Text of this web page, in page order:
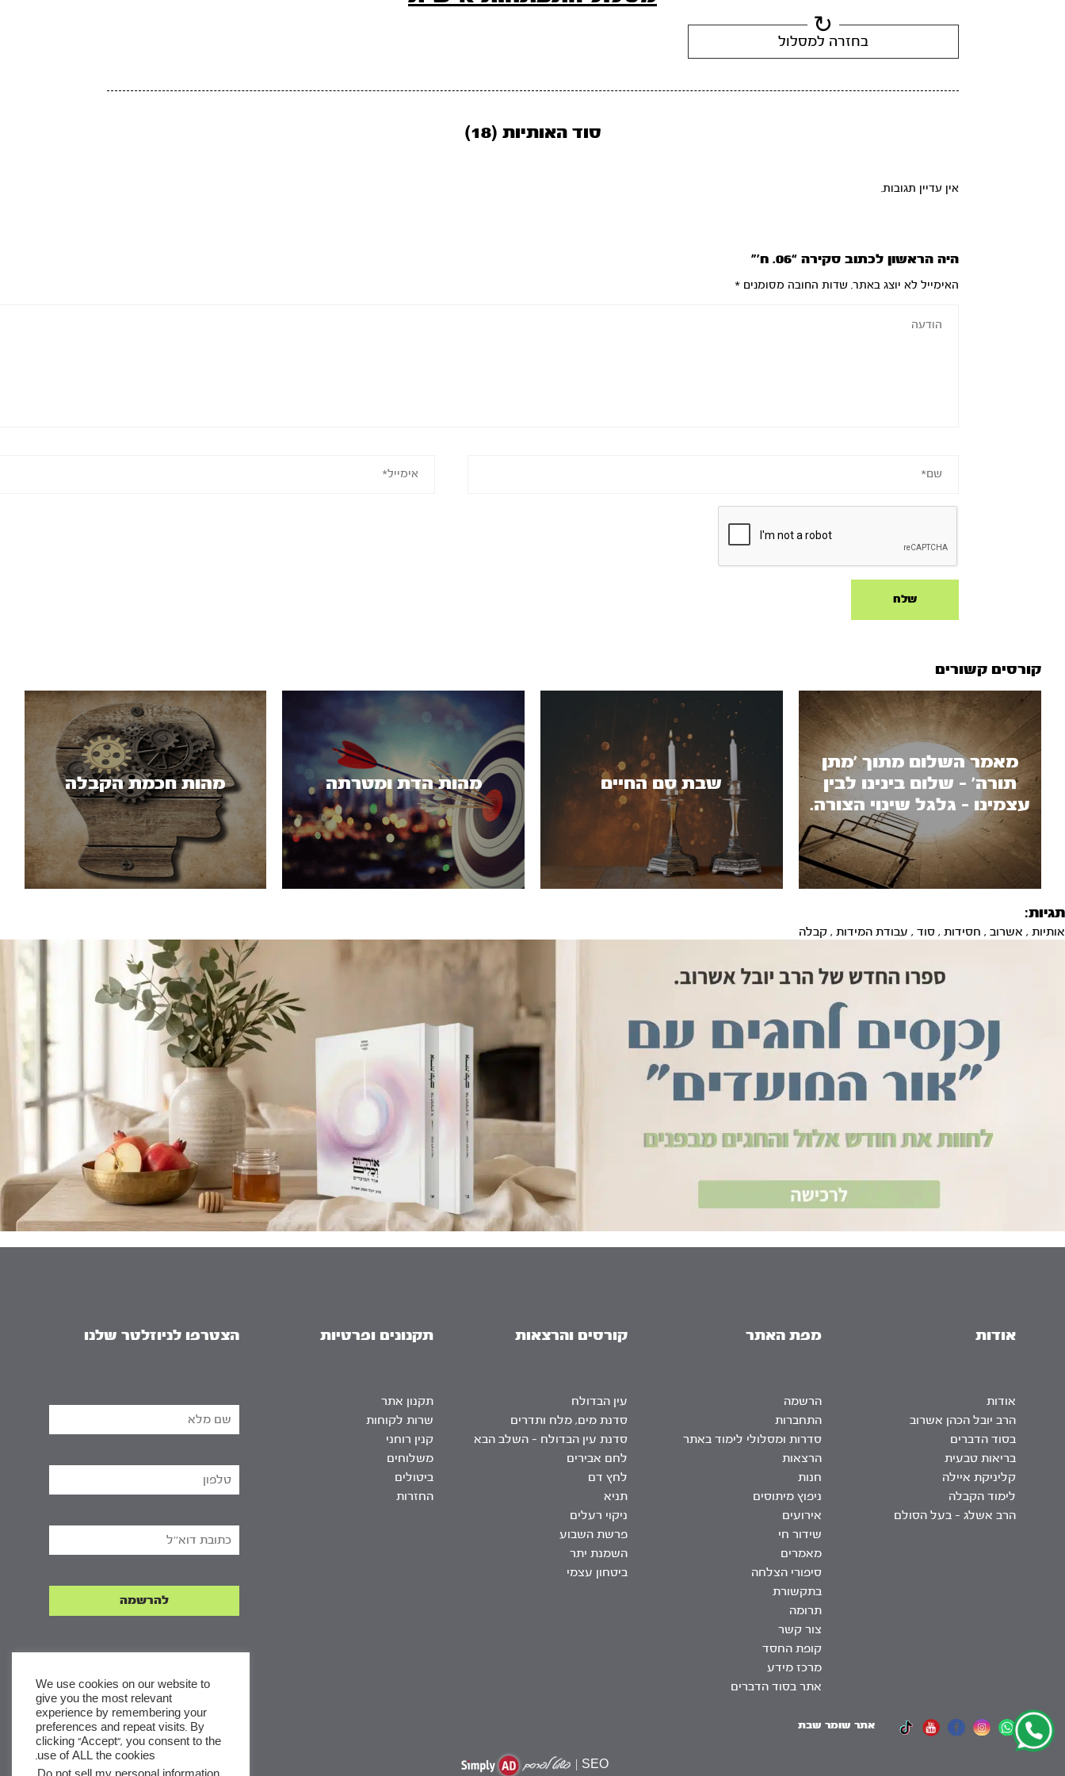
בחזרה למסלול
סוד האותיות (18)
אין עדיין תגובות.
היה הראשון לכתוב סקירה “06. ח’”
האימייל לא יוצג באתר. שדות החובה מסומנים*
קורסים קשורים
מאמר השלום מתוך ’מתן
תורה’ - שלום בינינו לבין
עצמינו - גלגל שינוי הצורה.
שבת סם החיים מהות הדת ומטרתה מהות חכמת הקבלה
תגיות:
אותיות , אשרוב , חסידות , סוד , עבודת המידות , קבלה
אודות
אודות
הרב יובל הכהן אשרוב
בסוד הדברים
בריאות טבעית
קליניקת איילה
לימוד הקבלה
הרב אשלג – בעל הסולם
מפת האתר
הרשמה
התחברות
סדרות ומסלולי לימוד באתר
הרצאות
חנות
ניפוץ מיתוסים
אירועים
שידור חי
מאמרים
סיפורי הצלחה
בתקשורת
תרומה
צור קשר
קופת החסד
מרכז מידע
אתר בסוד הדברים
קורסים והרצאות
עין הבדולח
סדנת מים, מלח ותדרים
סדנת עין הבדולח – השלב הבא
לחם אבירים
לחץ דם
תניא
ניקוי רעלים
פרשת השבוע
השמנת יתר
ביטחון עצמי
תקנונים ופרטיות
תקנון אתר
שרות לקוחות
קנין רוחני
משלוחים
ביטולים
החזרות
הצטרפו לניוזלטר שלנו
אתר שומר שבת
SEO
We use cookies on our website to
give you the most relevant
experience by remembering your
preferences and repeat visits. By
clicking “Accept”, you consent to the
use of ALL the cookies.
x
לסדרות
ומסלולי לימוד באתר